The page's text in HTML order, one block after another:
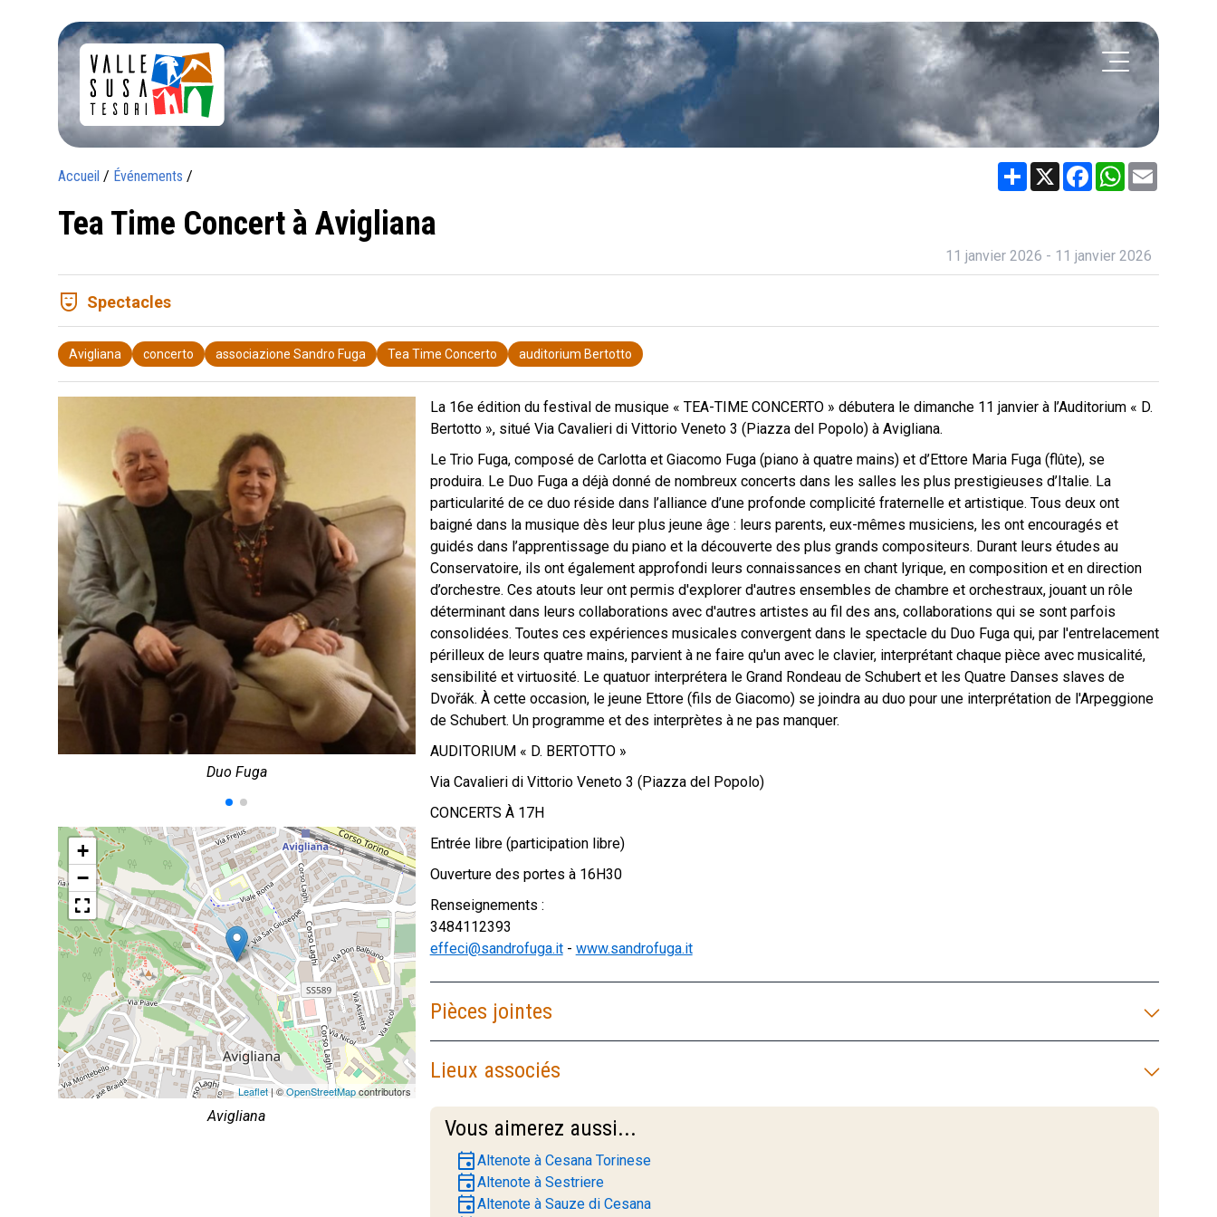
Accueil / Événements / Share X FacebookWhatsApp
Tea Time Concert à Avigliana
11 janvier 2026 - 11 janvier 2026
comedy_mask Spectacles
Avigliana concerto associazione Sandro Fuga Tea Time Concerto auditorium Bertotto
Duo Fuga
+
−
Leaflet| ©OpenStreetMapcontributors
Avigliana
La 16e édition du festival de musique « TEA-TIME CONCERTO » débutera le dimanche 11 janvier à l’Auditorium « D.
Bertotto », situé Via Cavalieri di Vittorio Veneto 3 (Piazza del Popolo) à Avigliana.
Le Trio Fuga, composé de Carlotta et Giacomo Fuga (piano à quatre mains) et d’Ettore Maria Fuga (flûte), se
produira. Le Duo Fuga a déjà donné de nombreux concerts dans les salles les plus prestigieuses d’Italie. La
particularité de ce duo réside dans l’alliance d’une profonde complicité fraternelle et artistique. Tous deux ont
baigné dans la musique dès leur plus jeune âge : leurs parents, eux-mêmes musiciens, les ont encouragés et
guidés dans l’apprentissage du piano et la découverte des plus grands compositeurs. Durant leurs études au
Conservatoire, ils ont également approfondi leurs connaissances en chant lyrique, en composition et en direction
d’orchestre. Ces atouts leur ont permis d'explorer d'autres ensembles de chambre et orchestraux, jouant un rôle
déterminant dans leurs collaborations avec d'autres artistes au fil des ans, collaborations qui se sont parfois
consolidées. Toutes ces expériences musicales convergent dans le spectacle du Duo Fuga qui, par l'entrelacement
périlleux de leurs quatre mains, parvient à ne faire qu'un avec le clavier, interprétant chaque pièce avec musicalité,
sensibilité et virtuosité. Le quatuor interprétera le Grand Rondeau de Schubert et les Quatre Danses slaves de
Dvořák. À cette occasion, le jeune Ettore (fils de Giacomo) se joindra au duo pour une interprétation de l'Arpeggione
de Schubert. Un programme et des interprètes à ne pas manquer.
AUDITORIUM « D. BERTOTTO »
Via Cavalieri di Vittorio Veneto 3 (Piazza del Popolo)
CONCERTS À 17H
Entrée libre (participation libre)
Ouverture des portes à 16H30
Renseignements :
3484112393
effeci@sandrofuga.it- www.sandrofuga.it
Pièces jointes
Lieux associés
Vous aimerez aussi...
eventAltenote à Cesana Torinese
eventAltenote à Sestriere
eventAltenote à Sauze di Cesana